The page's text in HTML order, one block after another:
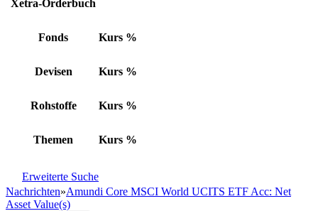
Xetra-Orderbuch
Fonds Kurs %
Devisen Kurs %
Rohstoffe Kurs %
Themen Kurs %
Erweiterte Suche
Nachrichten»Amundi Core MSCI World UCITS ETF Acc: Net
Asset Value(s)